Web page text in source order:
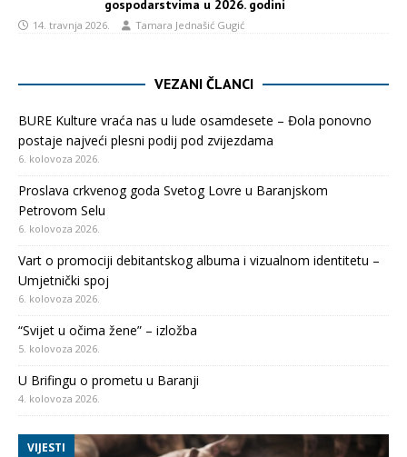
gospodarstvima u 2026. godini
14. travnja 2026. Tamara Jednašić Gugić
VEZANI ČLANCI
BURE Kulture vraća nas u lude osamdesete – Đola ponovno
postaje najveći plesni podij pod zvijezdama
6. kolovoza 2026.
Proslava crkvenog goda Svetog Lovre u Baranjskom
Petrovom Selu
6. kolovoza 2026.
Vart o promociji debitantskog albuma i vizualnom identitetu –
Umjetnički spoj
6. kolovoza 2026.
“Svijet u očima žene” – izložba
5. kolovoza 2026.
U Brifingu o prometu u Baranji
4. kolovoza 2026.
VIJESTI